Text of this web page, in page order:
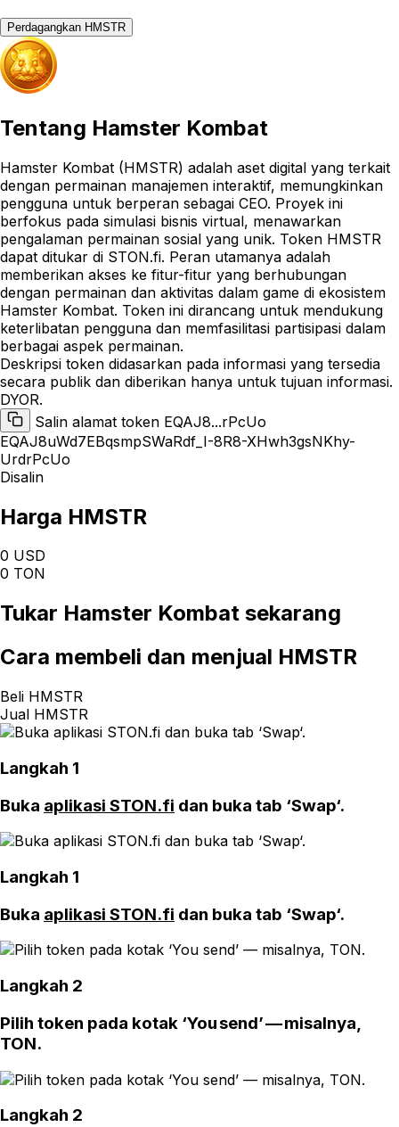
Perdagangkan HMSTR
Tentang Hamster Kombat
Hamster Kombat (HMSTR) adalah aset digital yang terkait
dengan permainan manajemen interaktif, memungkinkan
pengguna untuk berperan sebagai CEO. Proyek ini
berfokus pada simulasi bisnis virtual, menawarkan
pengalaman permainan sosial yang unik. Token HMSTR
dapat ditukar di STON.fi. Peran utamanya adalah
memberikan akses ke fitur-fitur yang berhubungan
dengan permainan dan aktivitas dalam game di ekosistem
Hamster Kombat. Token ini dirancang untuk mendukung
keterlibatan pengguna dan memfasilitasi partisipasi dalam
berbagai aspek permainan.
Deskripsi token didasarkan pada informasi yang tersedia
secara publik dan diberikan hanya untuk tujuan informasi.
DYOR.
Salin alamat token EQAJ8...rPcUo
EQAJ8uWd7EBqsmpSWaRdf_I-8R8-XHwh3gsNKhy-
UrdrPcUo
Disalin
Harga HMSTR
0 USD
0 TON
Tukar Hamster Kombat sekarang
Cara membeli dan menjual HMSTR
Beli HMSTR
Jual HMSTR
Langkah 1
Buka aplikasi STON.fi dan buka tab ‘Swap‘.
Langkah 1
Buka aplikasi STON.fi dan buka tab ‘Swap‘.
Langkah 2
Pilih token pada kotak ‘You send’ — misalnya,
TON.
Langkah 2